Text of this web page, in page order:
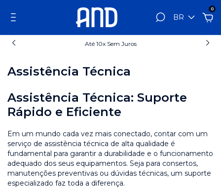
BR
0
Até 10x Sem Juros
Assistência Técnica
Assistência Técnica: Suporte
Rápido e Eficiente
Em um mundo cada vez mais conectado, contar com um
serviço de assistência técnica de alta qualidade é
fundamental para garantir a durabilidade e o funcionamento
adequado dos seus equipamentos. Seja para consertos,
manutenções preventivas ou dúvidas técnicas, um suporte
especializado faz toda a diferença.